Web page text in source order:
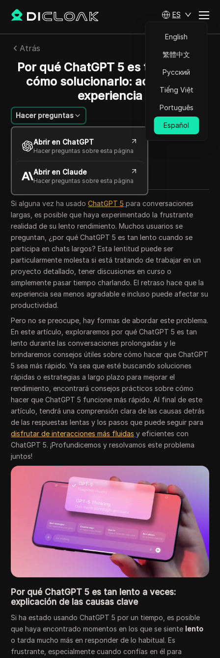
ES
English
繁體中文
Русский
Tiếng Việt
Português
Español
Atrás
Por qué ChatGPT 5 es tan lento y
cómo solucionarlo: acelere su
experiencia
Hacer preguntas
Abrir en ChatGPT
Hacer preguntas sobre esta página
Abrir en Claude
Hacer preguntas sobre esta página
Sandra Anderson
28 ago 2025 8
minuto de lectura
Copy Link
Si alguna vez ha usadoChatGPT 5 para conversaciones
largas, es posible que haya experimentado la frustrante
realidad de su lento rendimiento. Muchos usuarios se
preguntan, ¿por qué ChatGPT 5 es tan lento cuando se
participa en chats largos? Esta lentitud puede ser
particularmente molesta si está tratando de trabajar en un
proyecto detallado, tener discusiones en curso o
simplemente pasar tiempo charlando. El retraso hace que la
experiencia sea menos agradable e incluso puede afectar su
productividad.
Pero no se preocupe, hay formas de abordar este problema.
En este artículo, exploraremos por qué ChatGPT 5 es tan
lento durante las conversaciones prolongadas y le
brindaremos consejos útiles sobre cómo hacer que ChatGPT
5 sea más rápido. Ya sea que esté buscando soluciones
rápidas o estrategias a largo plazo para mejorar el
rendimiento, encontrará consejos prácticos sobre cómo
hacer que ChatGPT 5 funcione más rápido. Al final de este
artículo, tendrá una comprensión clara de las causas detrás
de las respuestas lentas y los pasos que puede seguir para
disfrutar de interacciones más fluidas y eficientes con
ChatGPT 5. ¡Profundicemos y resolvamos este problema
juntos!
Por qué ChatGPT 5 es tan lento a veces:
explicación de las causas clave
Si ha estado usando ChatGPT 5 por un tiempo, es posible
que haya encontrado momentos en los que se siente lento
o tarda mucho más en responder de lo habitual. Es
frustrante, especialmente cuando confías en él para